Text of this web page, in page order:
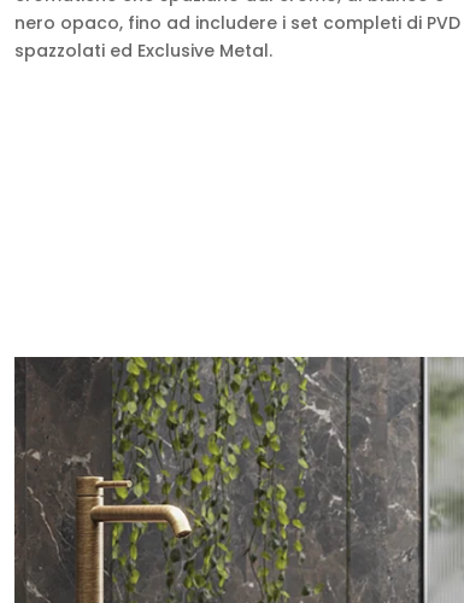
nero opaco, fino ad includere i set completi di PVD
spazzolati ed Exclusive Metal.